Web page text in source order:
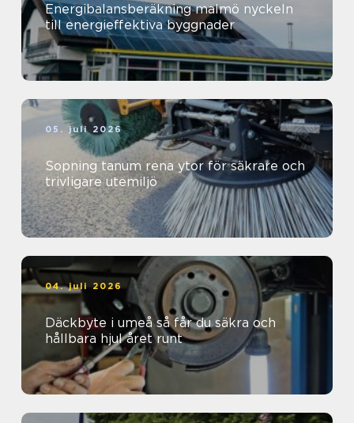
Energibalansberäkning malmö nyckeln
till energieffektiva byggnader
05. juli 2026
Sopning tanum rena ytor för säkrare och
trivligare utemiljö
04. juli 2026
Däckbyte i umeå så får du säkra och
hållbara hjul året runt